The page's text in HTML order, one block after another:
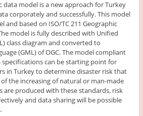
data model is a new approach for Turkey
corporately and successfully. This model
and based on ISO/TC 211 Geographic
model is fully described with Unified
class diagram and converted to
(GML) of OGC. The model compliant
can be starting point for
in Turkey to determine disaster risk that
of the increasing of natural or man-made
are produced with these standards, risk
and data sharing will be possible